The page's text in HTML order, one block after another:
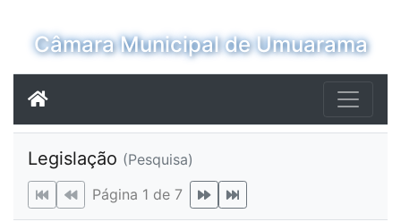
Câmara Municipal de Umuarama
Legislação (Pesquisa)
Página 1 de 7